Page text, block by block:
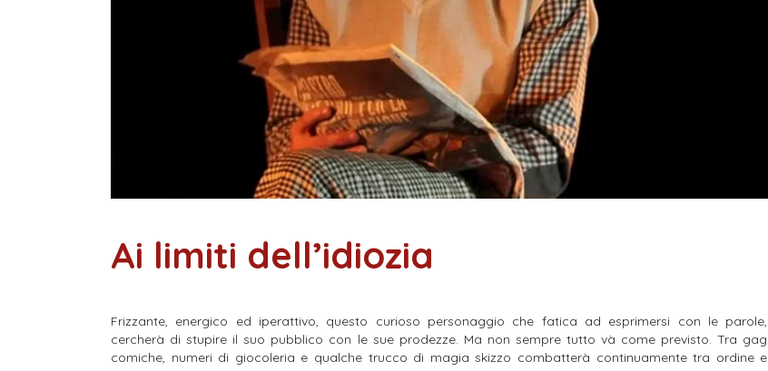
Ai limiti dell’idiozia
Frizzante, energico ed iperattivo, questo curioso personaggio che fatica ad esprimersi con le parole,
cercherà di stupire il suo pubblico con le sue prodezze. Ma non sempre tutto và come previsto. Tra gag
comiche, numeri di giocoleria e qualche trucco di magia skizzo combatterà continuamente tra ordine e